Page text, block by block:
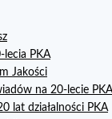
lecia PKA
Jakości
na 20-lecie PKA
lat działalności PKA